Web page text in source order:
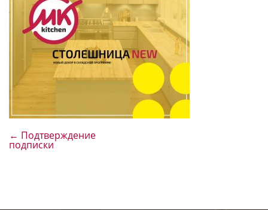
← Подтверждение
подписки